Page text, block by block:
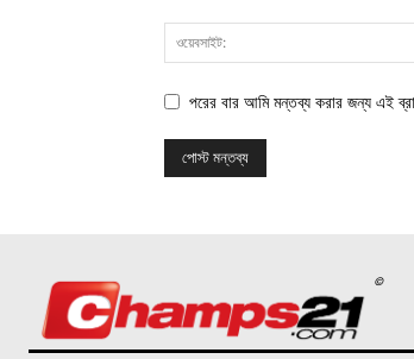
পরের বার আমি মন্তব্য করার জন্য এই
©